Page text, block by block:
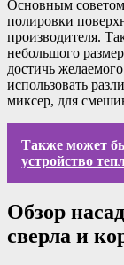
Основным советом
полировки
производителя.
небольшого
достичь
использовать
миксер, для
Также может
устройство
Обзор
сверла и